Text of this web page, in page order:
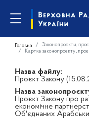
Головна Законопроєкти,
Картка законопроєкту,
Назва файлу:
Проєкт Закону
Назва
Проєкт Закону про
економічне
Об'єднаних